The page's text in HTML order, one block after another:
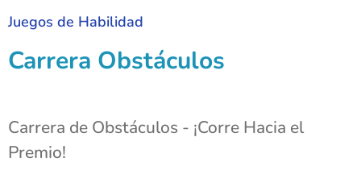
Juegos de Habilidad
Carrera Obstáculos
Carrera de Obstáculos - ¡Corre Hacia el
Premio!